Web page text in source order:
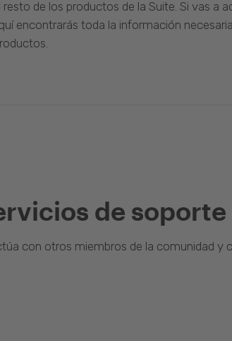
de los productos de la Suite. Si vas a
encontrarás toda la información
de
con otros miembros de la comunidad y